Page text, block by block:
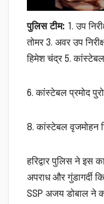
पुलिस टीम: 1. उप
तोमर 3. अवर उप
हिमेश चंद्र 5.
6. कांस्टेबल प्रमोद
8. कांस्टेबल वृजमोहन
हरिद्वार पुलिस ने इस
अपराध और गुंडागर्दी
SSP अजय डोबाल ने